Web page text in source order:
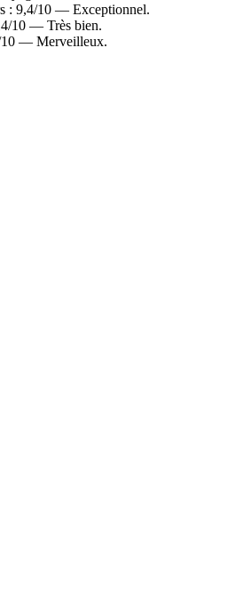
: 9,4/10 — Exceptionnel.
10 — Très bien.
10 — Merveilleux.